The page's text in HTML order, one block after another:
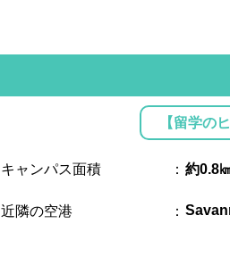
【留学の
キャンパス面積 ： 約0.8
近隣の空港 ：